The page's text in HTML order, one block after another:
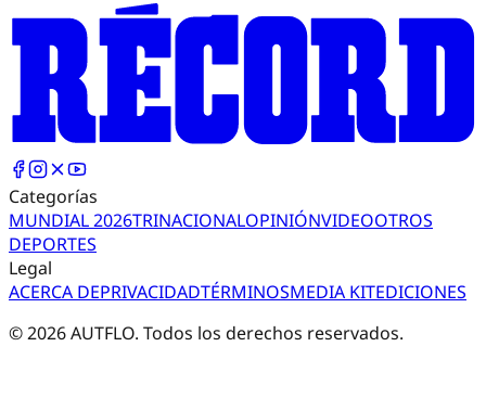
Categorías
MUNDIAL 2026TRINACIONALOPINIÓNVIDEOOTROS
DEPORTES
Legal
ACERCA DEPRIVACIDADTÉRMINOSMEDIA KITEDICIONES
©2026AUTFLO. Todos los derechos reservados.